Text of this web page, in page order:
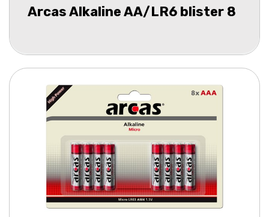
Arcas Alkaline AA/LR6 blister 8